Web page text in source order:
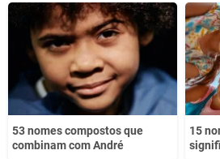
Este conteúdo não tem a
Outro
53 nomes compostos que
combinam com André
15